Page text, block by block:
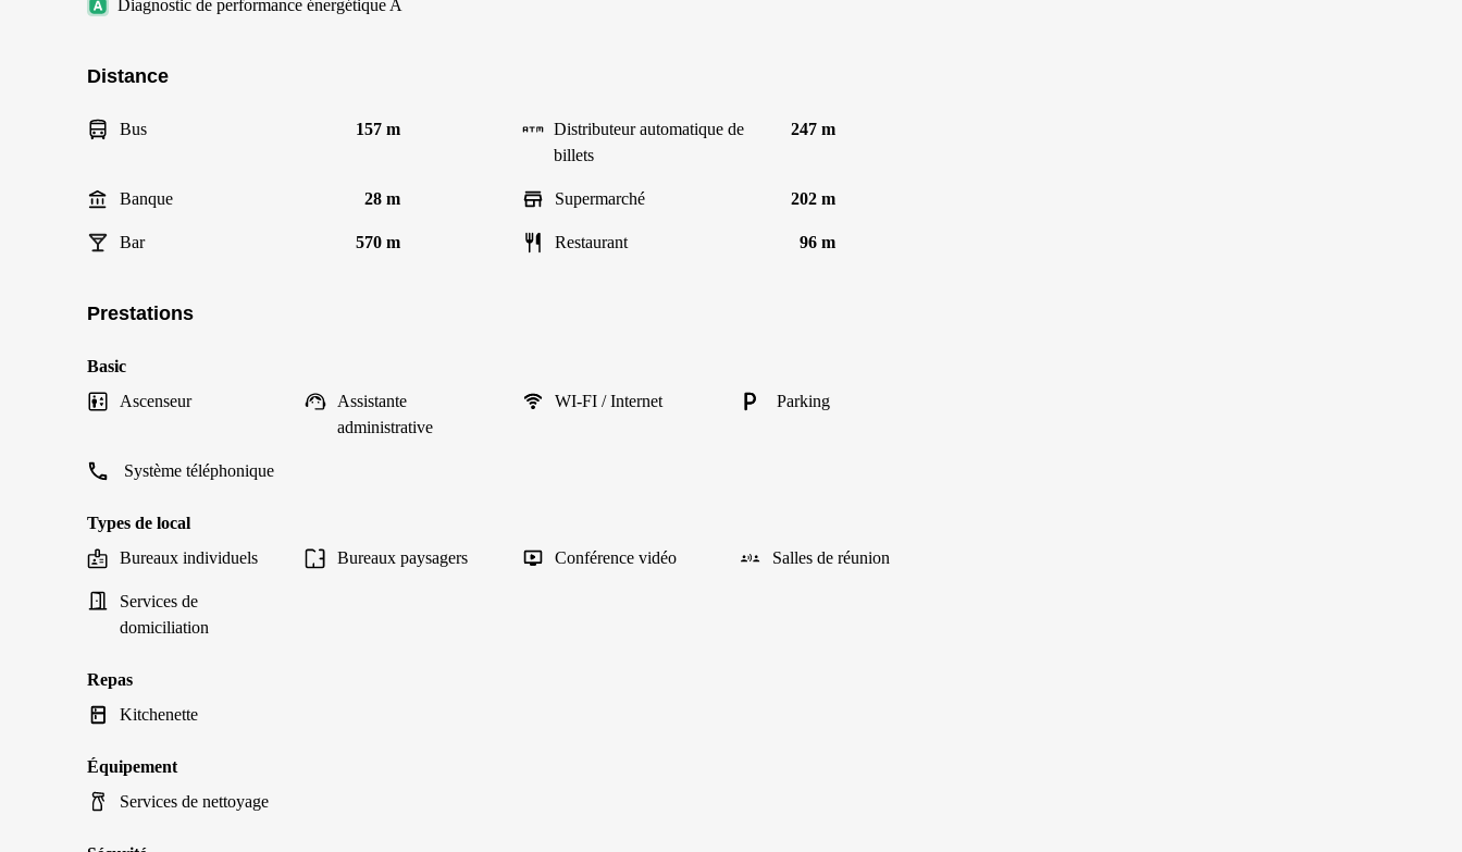
Diagnostic de performance énergétique A
Distance
Bus 157 m
Distributeur automatique de
billets
247 m
Banque 28 m Supermarché 202 m
Bar 570 m Restaurant 96 m
Prestations
Basic
Ascenseur
Assistante
administrative
WI-FI / Internet Parking
Système téléphonique
Types de local
Bureaux individuels
Bureaux paysagers Conférence vidéo Salles de réunion
Services de
domiciliation
Repas
Kitchenette
Équipement
Services de nettoyage